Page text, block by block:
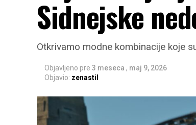
Sidnejske
Otkrivamo modne kombinacije koje
Objavljeno pre 3 meseca , maj 9, 2026
Objavio: zenastil